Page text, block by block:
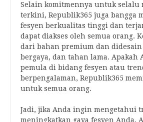
Selain komitmennya untuk selalu
terkini, Republik365 juga bangga
fesyen berkualitas tinggi dan
dapat diakses oleh semua orang.
dari bahan premium dan didesain
bergaya, dan tahan lama. Apakah
pemula di bidang fesyen atau
berpengalaman, Republik365
untuk semua orang.
Jadi, jika Anda ingin mengetahui
meningkatkan gaya fesyen Anda,